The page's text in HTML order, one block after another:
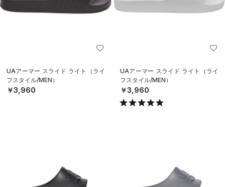
UAアーマー スライド ライト（ライ
フスタイル/MEN）
￥3,960
UAアーマー スライド ライト（ライ
フスタイル/MEN）
￥3,960